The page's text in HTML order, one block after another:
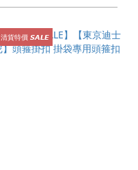
清貨特價 𝙎𝘼𝙇𝙀